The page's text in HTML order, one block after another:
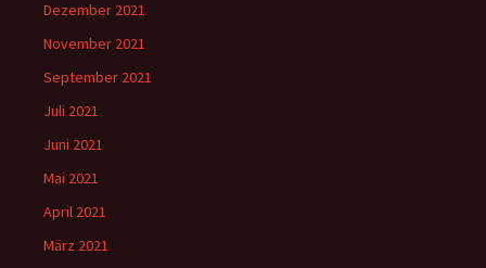
Dezember 2021
November 2021
September 2021
Juli 2021
Juni 2021
Mai 2021
April 2021
März 2021